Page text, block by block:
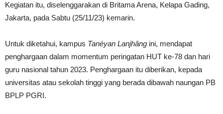
Kegiatan itu, diselenggarakan di Britama Arena, Kelapa Gading,
Jakarta, pada Sabtu (25/11/23) kemarin.
Untuk diketahui, kampus Tanéyan Lanjhâng ini, mendapat
penghargaan dalam momentum peringatan HUT ke-78 dan hari
guru nasional tahun 2023. Penghargaan itu diberikan, kepada
universitas atau sekolah tinggi yang berada dibawah naungan PB
BPLP PGRI.